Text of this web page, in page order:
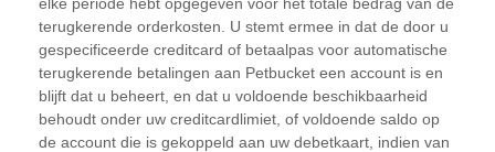
terugkerende orderkosten. U stemt ermee in dat de door u
gespecificeerde creditcard of betaalpas voor automatische
terugkerende betalingen aan Petbucket een account is en
blijft dat u beheert, en dat u voldoende beschikbaarheid
behoudt onder uw creditcardlimiet, of voldoende saldo op
de account die is gekoppeld aan uw debetkaart, indien van